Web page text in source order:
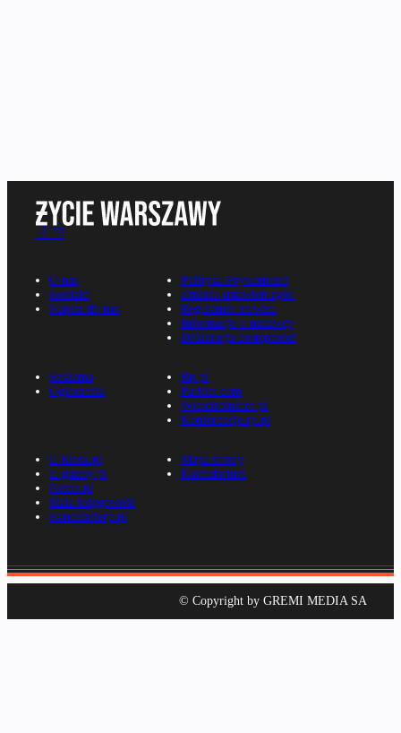
O nas
Kontakt
Napisz do nas
Polityka Prywatności
Zmiana ustawień zgód
Regulamin serwisu
Informacje o nadawcy
Deklaracja dostępności
Reklama
Ogłoszenia
Rp.pl
Parkiet.com
Wiescirolnicze.pl
Konferencje.rp.pl
E-kiosk.pl
E-gazety.pl
Nexto.pl
Mała księgowość
Kancelarierp.pl
Mapa strony
Kalendarium
© Copyright by GREMI MEDIA SA